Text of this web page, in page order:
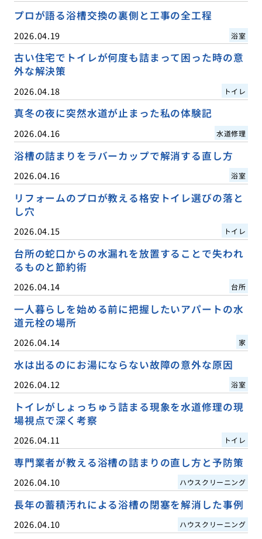
プロが語る浴槽交換の裏側と工事の全工程
2026.04.19 浴室
古い住宅でトイレが何度も詰まって困った時の意
外な解決策
2026.04.18 トイレ
真冬の夜に突然水道が止まった私の体験記
2026.04.16 水道修理
浴槽の詰まりをラバーカップで解消する直し方
2026.04.16 浴室
リフォームのプロが教える格安トイレ選びの落と
し穴
2026.04.15 トイレ
台所の蛇口からの水漏れを放置することで失われ
るものと節約術
2026.04.14 台所
一人暮らしを始める前に把握したいアパートの水
道元栓の場所
2026.04.14 家
水は出るのにお湯にならない故障の意外な原因
2026.04.12 浴室
トイレがしょっちゅう詰まる現象を水道修理の現
場視点で深く考察
2026.04.11 トイレ
専門業者が教える浴槽の詰まりの直し方と予防策
2026.04.10 ハウスクリーニング
長年の蓄積汚れによる浴槽の閉塞を解消した事例
2026.04.10 ハウスクリーニング